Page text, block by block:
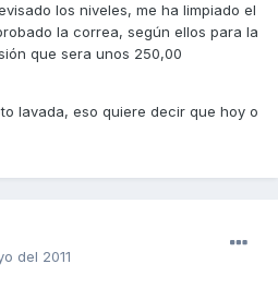
los niveles, me ha limpiado el
la correa, según ellos para la
que sera unos 250,00
lavada, eso quiere decir que hoy o
del 2011